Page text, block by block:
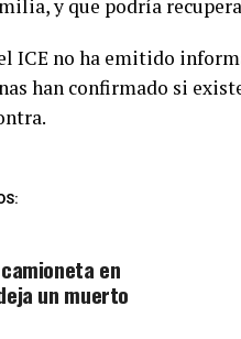
y que podría
ICE no ha emitido
han confirmado si
en
un muerto